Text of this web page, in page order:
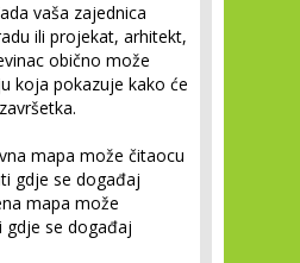
vaša zajednica
ili projekat, arhitekt,
obično može
koja pokazuje kako će
mapa može čitaocu
gdje se događaj
mapa može
gdje se događaj